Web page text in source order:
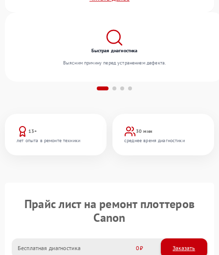
беремся за задачи любой сложности и обеспечиваем надежный результат благодаря
13+
лет опыта в ремонте техники
30 мин
среднее время диагностики
Быстрая диагностика
Выясним причину перед устранением дефекта.
Прайс лист на ремонт плоттеров
Canon
Бесплатная диагностика 0 Заказать